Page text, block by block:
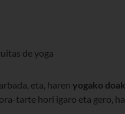
eta, haren yogako
tarte hori igaro eta gero,